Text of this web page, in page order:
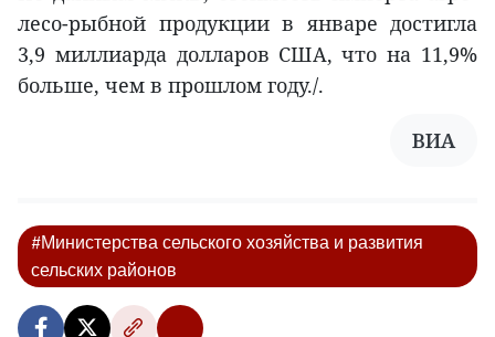
лесо-рыбной продукции в январе достигла
3,9 миллиарда долларов США, что на 11,9%
больше, чем в прошлом году./.
ВИА
#Министерства сельского хозяйства и развития
сельских районов